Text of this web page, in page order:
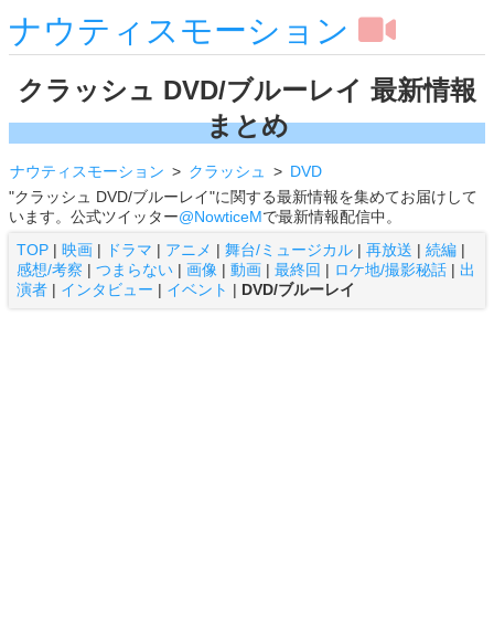
ナウティスモーション
クラッシュ DVD/ブルーレイ 最新情報
まとめ
ナウティスモーション クラッシュ
DVD
"クラッシュ DVD/ブルーレイ"に関する最新情報を集めてお届けして
います。公式ツイッター@NowticeMで最新情報配信中。
TOP | 映画 | ドラマ | アニメ | 舞台/ミュージカル | 再放送 | 続編 |
感想/考察 | つまらない | 画像 | 動画 | 最終回 | ロケ地/撮影秘話 | 出
演者 | インタビュー | イベント | DVD/ブルーレイ